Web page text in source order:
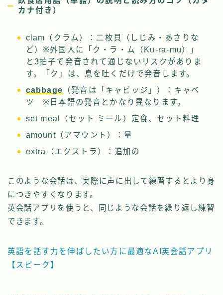
カナ付き）
clam（クラム）：二枚貝（しじみ・あさりな
ど）※外国人に「ク・ラ・ム（Ku-ra-mu）」
と3拍子で発音されて通じないリスクがありま
す。「ク」は、息を吐くだけで発音します。
cabbage （発音は「キャビッジ」）：キャベ
ツ ※日本語の発音とかなり異なります。
set meal（セット ミール）定食、セット料理
amount（アマウント）：量
extra（エクストラ）：追加の
このような会話は、実際に声に出して練習するとより身
につきやすくなります。
英会話アプリを使うと、同じような会話を繰り返し練習
できます。
英語を話す力を伸ばしたい方に最適なAI英会話アプリ
【スピーク】